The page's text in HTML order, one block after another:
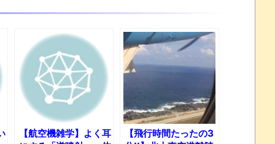
【航空機雑学】よく耳
【飛行時間たったの3